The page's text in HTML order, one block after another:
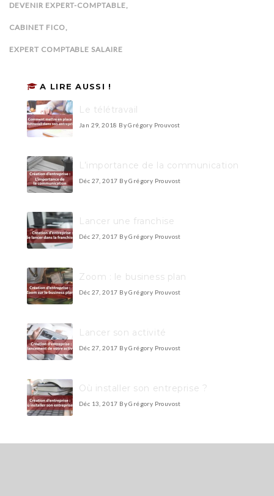
DEVENIR EXPERT-COMPTABLE,
CABINET FICO,
EXPERT COMPTABLE SALAIRE
A LIRE AUSSI !
Le télétravail
Jan 29, 2018 By Grégory Prouvost
L’importance de la communication
Déc 27, 2017 By Grégory Prouvost
Lancer une franchise
Déc 27, 2017 By Grégory Prouvost
Zoom : le business plan
Déc 27, 2017 By Grégory Prouvost
Lancer son activité
Déc 27, 2017 By Grégory Prouvost
Où installer son entreprise ?
Déc 13, 2017 By Grégory Prouvost